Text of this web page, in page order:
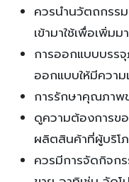
ควรนำนวัตถกรร
เข้ามาใช้เพื่อเพิ่
การออกแบบบรร
ออกแบบให้มีความ
การรักษาคุณภาพ
ดูความต้องการข
ผลิตสินค้าที่ผู้บริโ
ควรมีการจัดกิจก